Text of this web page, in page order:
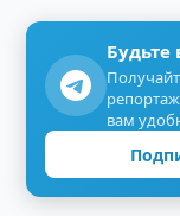
Будьте
вам